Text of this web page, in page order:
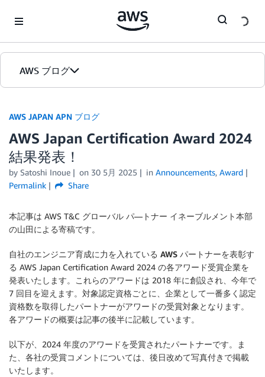
AWS ブログ
カテゴリ
エディション
AWS JAPAN APN ブログ
AWS Japan Certification Award 2024
結果発表！
by Satoshi Inoue on 30 5月 2025 in Announcements, Award
Permalink
Share
本記事は AWS T&C グローバル パ―トナー イネーブルメント本部
の山田による寄稿です。
自社のエンジニア育成に力を入れている AWS パートナーを表彰す
る AWS Japan Certification Award 2024 の各アワード受賞企業を
発表いたします。これらのアワードは 2018 年に創設され、今年で
7 回目を迎えます。対象認定資格ごとに、企業として一番多く認定
資格数を取得したパートナーがアワードの受賞対象となります。
各アワードの概要は記事の後半に記載しています。
以下が、2024 年度のアワードを受賞されたパートナーです。ま
た、各社の受賞コメントについては、後日改めて写真付きで掲載
いたします。